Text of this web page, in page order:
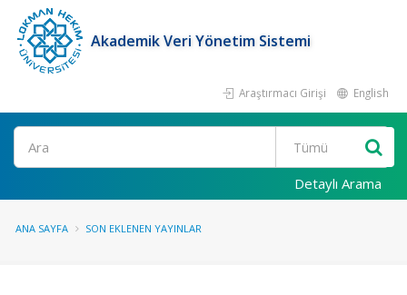
Akademik Veri Yönetim Sistemi
Araştırmacı Girişi English
Ara
Detaylı Arama
ANA SAYFA SON EKLENEN YAYINLAR